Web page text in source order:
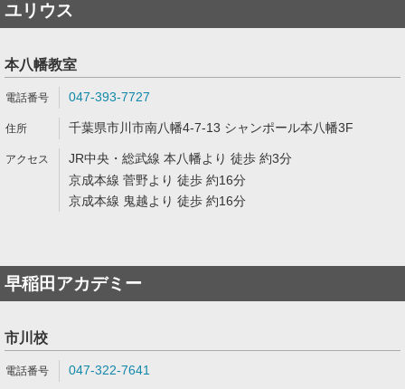
ユリウス
本八幡教室
047-393-7727
千葉県市川市南八幡4-7-13 シャンポール本八幡3F
JR中央・総武線 本八幡より 徒歩 約3分
京成本線 菅野より 徒歩 約16分
京成本線 鬼越より 徒歩 約16分
早稲田アカデミー
市川校
047-322-7641